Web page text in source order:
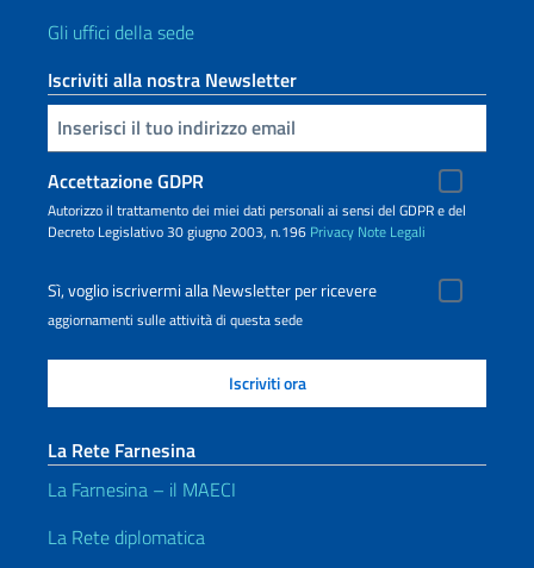
Gli uffici della sede
Iscriviti alla nostra Newsletter
Inserisci la tua email
Accettazione GDPR
Autorizzo il trattamento dei miei dati personali ai sensi del GDPR e del
Decreto Legislativo 30 giugno 2003, n.196 Privacy Note Legali
Sì, voglio iscrivermi alla Newsletter per ricevere
aggiornamenti sulle attività di questa sede
La Rete Farnesina
La Farnesina – il MAECI
La Rete diplomatica